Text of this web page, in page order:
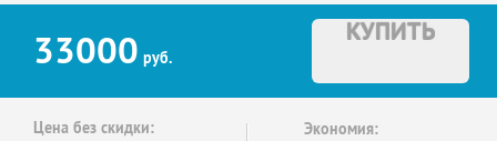
33000 руб.
КУПИТЬ
Цена без скидки: Экономия: